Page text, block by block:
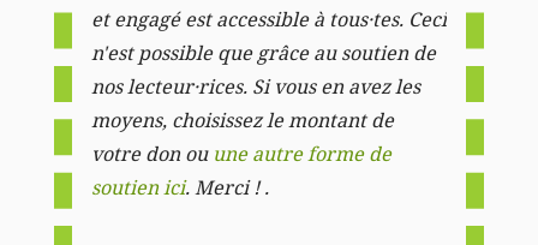
et engagé est accessible à tous·tes. Ceci
n'est possible que grâce au soutien de
nos lecteur·rices. Si vous en avez les
moyens, choisissez le montant de
votre don ou une autre forme de
soutien ici. Merci ! .